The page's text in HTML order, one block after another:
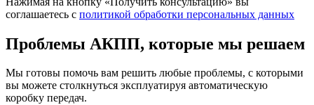
соглашаетесь с политикой обработки персональных данных
Проблемы АКПП, которые мы решаем
Мы готовы помочь вам решить любые проблемы, с которыми
вы можете столкнуться эксплуатируя автоматическую
коробку передач.